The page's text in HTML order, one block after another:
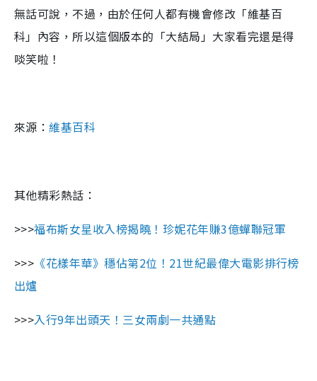
無話可說，不過，由於任何人都有機會修改「維基百
科」內容，所以這個版本的「大結局」大家看完還是得
啖笑啦！
來源：維基百科
其他精彩熱話：
>>>福布斯女星收入榜揭曉！珍妮花年賺3億蟬聯冠軍
>>> 《花樣年華》穩佔第2位！21世紀最偉大電影排行榜
出爐
>>>入行9年出頭天！三女兩劇一共通點